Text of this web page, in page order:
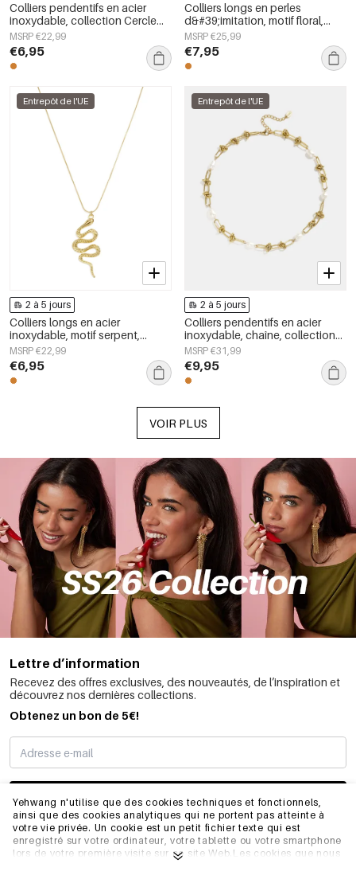
Yehwang n'utilise que des cookies techniques et fonctionnels,
ainsi que des cookies analytiques qui ne portent pas atteinte à
votre vie privée. Un cookie est un petit fichier texte qui est
enregistré sur votre ordinateur, votre tablette ou votre smartphone
lors de votre première visite sur ce site Web.Les cookies que nous
Colliers pendentifs en acier
inoxydable, collection Cercle
Simple Daily Simple, bijoux pour
femmes
MSRP €22,99
€6,95
Colliers longs en perles
d&#39;imitation, motif floral,
collection Douceur et Simplicité
au quotidien, bijoux pour
femmes
MSRP €25,99
€7,95
Entrepôt de l'UE
2 à 5 jours
Colliers longs en acier
inoxydable, motif serpent,
collection Daily Simple, bijoux
pour femmes
MSRP €22,99
€6,95
Entrepôt de l'UE
2 à 5 jours
Colliers pendentifs en acier
inoxydable, chaîne, collection
Simple Daily Simple, bijoux pour
femmes
MSRP €31,99
€9,95
VOIR PLUS
Lettre d’information
Recevez des offres exclusives, des nouveautés, de l’inspiration et
découvrez nos dernières collections.
Obtenez un bon de 5€!
JE M’INSCRIS
INFORMATIONS